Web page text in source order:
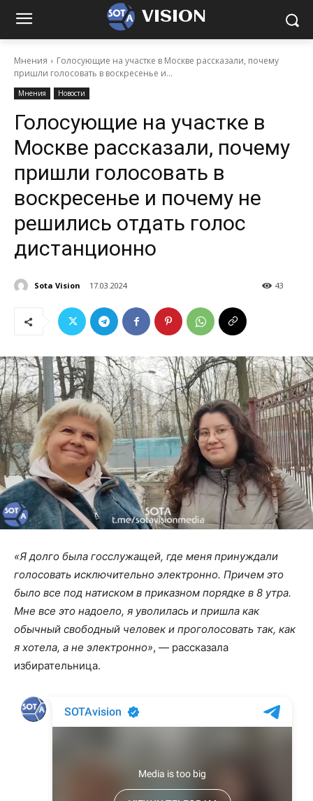
VISION
Мнения
Голосующие на участке в Москве рассказали, почему
пришли голосовать в воскресенье и...
Мнения Новости
Голосующие на участке в
Москве рассказали, почему
пришли голосовать в
воскресенье и почему не
решились отдать голос
дистанционно
Sota Vision 17.03.2024 43
«Я долго была госслужащей, где меня принуждали
голосовать исключительно электронно. Причем это
было все под натиском в приказном порядке в 8 утра.
Мне все это надоело, я уволилась и пришла как
обычный свободный человек и проголосовать так, как
я хотела, а не электронно», — рассказала
избирательница.